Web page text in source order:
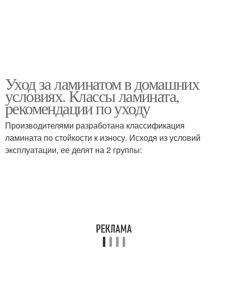
Уход за ламинатом в домашних
условиях. Классы ламината,
рекомендации по уходу
Производителями разработана классификация
ламината по стойкости к износу. Исходя из условий
эксплуатации, ее делят на 2 группы: